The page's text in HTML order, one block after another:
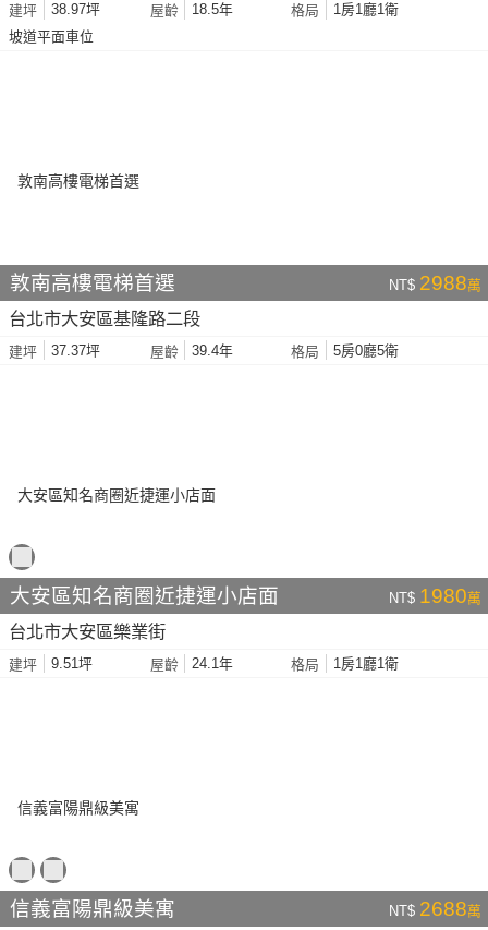
建坪 38.97坪 屋齡 18.5年 格局
1房1廳1衛
坡道平面車位
敦南高樓電梯首選 NT$ 2988萬
台北市大安區基隆路二段
建坪 37.37坪 屋齡 39.4年 格局 5房0廳5衛
大安區知名商圈近捷運小店面 NT$ 1980萬
台北市大安區樂業街
建坪 9.51坪 屋齡 24.1年 格局 1房1廳1衛
信義富陽鼎級美寓 NT$ 2688萬